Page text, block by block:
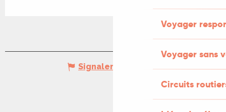
Voyager
Voyager sans
Circuits
Signaler une erreur